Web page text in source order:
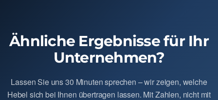
Ähnliche Ergebnisse für Ihr
Unternehmen?
Lassen Sie uns 30 Minuten sprechen – wir zeigen, welche
Hebel sich bei Ihnen übertragen lassen. Mit Zahlen, nicht mit